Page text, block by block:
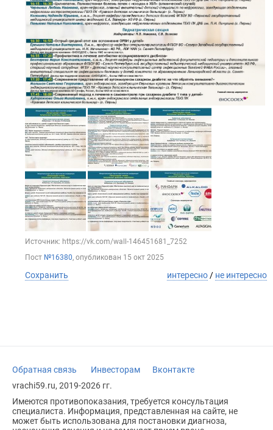
Источник: https://vk.com/wall-146451681_7252
Пост №16380, опубликован 15 окт 2025
Сохранить интересно / не интересно
Обратная связь Инвесторам
Вконтакте
vrachi59.ru, 2019-2026 гг.
Имеются противопоказания, требуется консультация
специалиста. Информация, представленная на сайте, не
может быть использована для постановки диагноза,